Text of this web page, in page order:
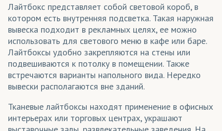
Лайтбокс представляет собой световой короб, в
котором есть внутренняя подсветка. Такая наружная
вывеска подходит в рекламных целях, ее можно
использовать для светового меню в кафе или баре.
Лайтбоксы удобно закрепляются на стены или
подвешиваются к потолку в помещении. Также
встречаются варианты напольного вида. Нередко
вывески располагаются вне зданий.
Тканевые лайтбоксы находят применение в офисных
интерьерах или торговых центрах, украшают